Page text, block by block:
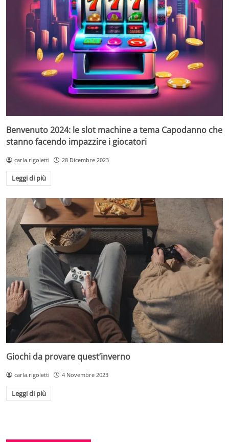
Benvenuto 2024: le slot machine a tema Capodanno che
stanno facendo impazzire i giocatori
carla.rigoletti 28 Dicembre 2023
Leggi di più
Giochi da provare quest’inverno
carla.rigoletti 4 Novembre 2023
Leggi di più